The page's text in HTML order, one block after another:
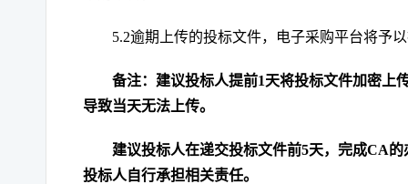
5.2逾期上传的投标文件，电子采购平台将予
备注：建议投标人提前1天将投标文件加密上
导致当天无法上传。
建议投标人在递交投标文件前5天，完成CA
投标人自行承担相关责任。